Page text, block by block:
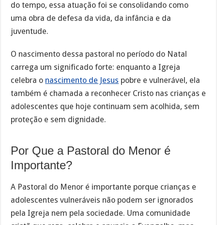
do tempo, essa atuação foi se consolidando como
uma obra de defesa da vida, da infância e da
juventude.
O nascimento dessa pastoral no período do Natal
carrega um significado forte: enquanto a Igreja
celebra o nascimento de Jesus pobre e vulnerável, ela
também é chamada a reconhecer Cristo nas crianças e
adolescentes que hoje continuam sem acolhida, sem
proteção e sem dignidade.
Por Que a Pastoral do Menor é
Importante?
A Pastoral do Menor é importante porque crianças e
adolescentes vulneráveis não podem ser ignorados
pela Igreja nem pela sociedade. Uma comunidade